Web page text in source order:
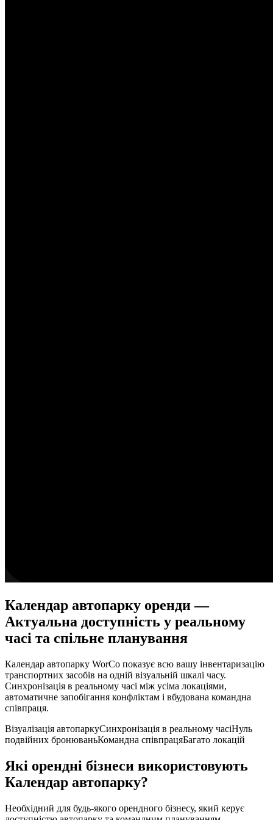
Календар автопарку оренди —
Актуальна доступність у реальному
часі та спільне планування
Календар автопарку WorCo показує всю вашу інвентаризацію
транспортних засобів на одній візуальній шкалі часу.
Синхронізація в реальному часі між усіма локаціями,
автоматичне запобігання конфліктам і вбудована командна
співпраця.
Візуалізація автопаркуСинхронізація в реальному часіНуль
подвійних бронюваньКомандна співпрацяБагато локацій
Які орендні бізнеси використовують
Календар автопарку?
Необхідний для будь-якого орендного бізнесу, який керує